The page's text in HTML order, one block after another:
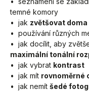
temné komory
•  jak zvětšovat doma
•  používání různých
•  jak docílit, aby
maximální tonální
•  jak vybrat kontrast
•  jak mít rovnoměrné
•  jak nemít šedé